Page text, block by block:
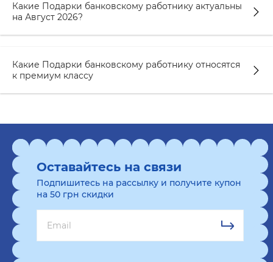
Какие Подарки банковскому работнику актуальны
на Август 2026?
Какие Подарки банковскому работнику относятся
к премиум классу
Оставайтесь на связи
Подпишитесь на рассылку и получите купон
на 50 грн скидки